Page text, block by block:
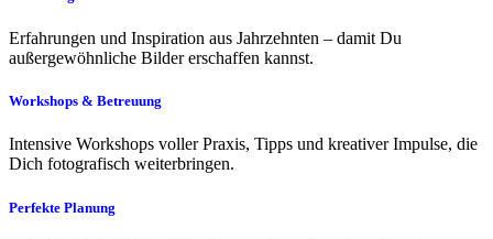
Erfahrungen und Inspiration aus Jahrzehnten – damit Du
außergewöhnliche Bilder erschaffen kannst.
Workshops & Betreuung
Intensive Workshops voller Praxis, Tipps und kreativer Impulse, die
Dich fotografisch weiterbringen.
Perfekte Planung